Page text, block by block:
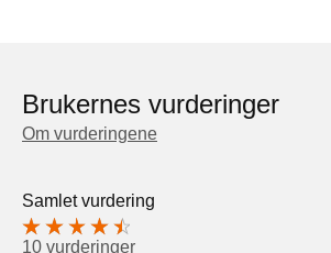
Brukernes vurderinger
Om vurderingene
Samlet vurdering
10 vurderinger